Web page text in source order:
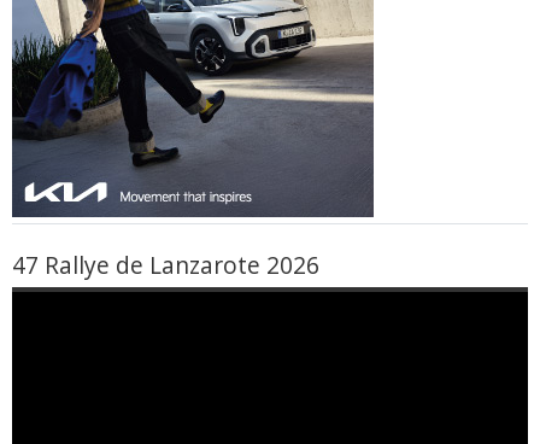
47 Rallye de Lanzarote 2026